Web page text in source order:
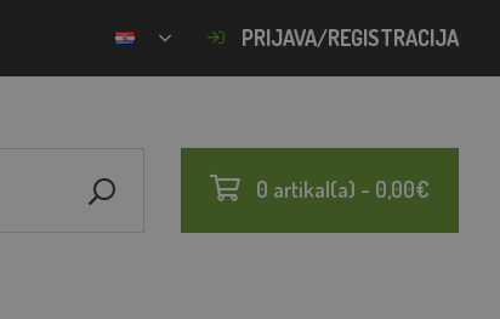
PRIJAVA/REGISTRACIJA
0 artikal(a) - 0,00€